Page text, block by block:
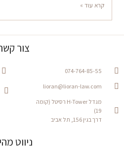
קרא עוד »
צור
074-764-85-55
lioran@lioran-law.com
מגדל H-Tower רסיטל (קומה
19)
דרך בגין 156, תל אביב
ניווט